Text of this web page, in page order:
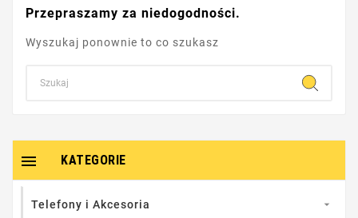
Przepraszamy za niedogodności.
Wyszukaj ponownie to co szukasz
KATEGORIE

Telefony i Akcesoria 